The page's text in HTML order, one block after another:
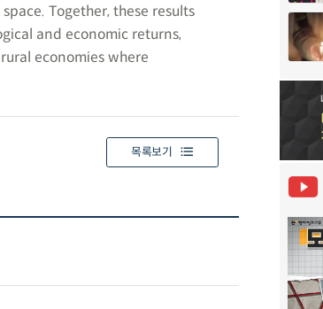
Together, these results
and economic returns,
economies where
목록보기